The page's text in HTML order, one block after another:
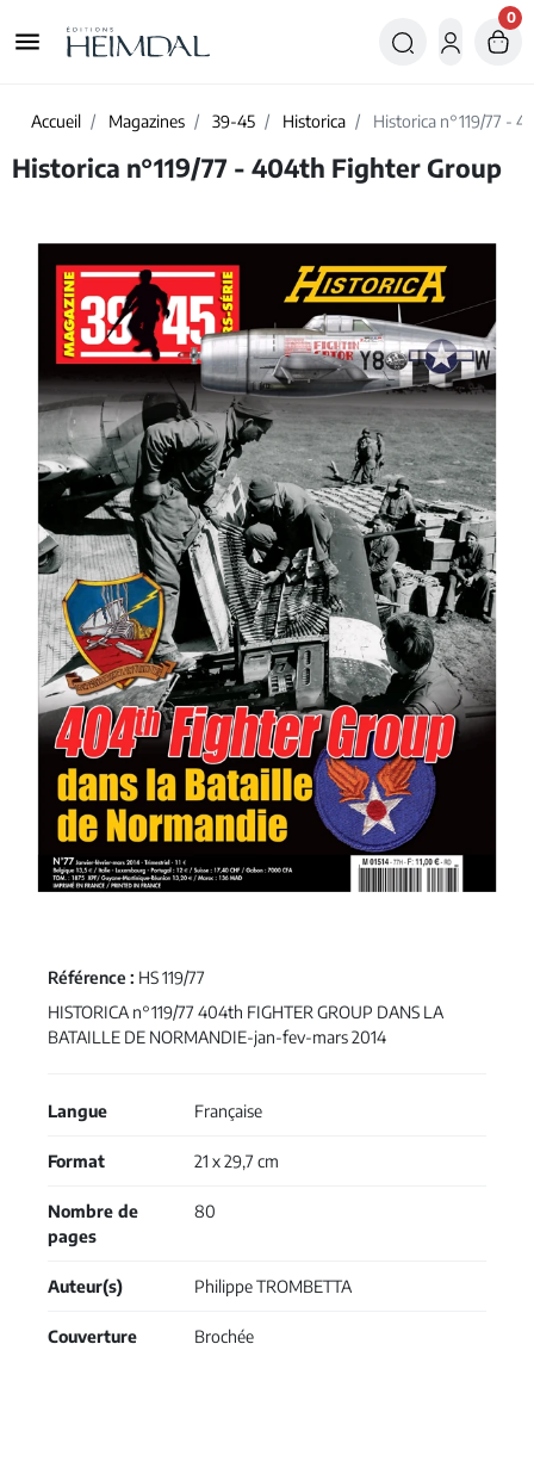
menu
0
Accueil Magazines 39-45 Historica Historica n°119/77 -
Historica n°119/77 - 404th Fighter Group
Référence : HS 119/77
HISTORICA n°119/77 404th FIGHTER GROUP DANS LA
BATAILLE DE NORMANDIE-jan-fev-mars 2014
Langue Française
Format 21 x 29,7 cm
Nombre de
pages
80
Auteur(s) Philippe TROMBETTA
Couverture Brochée